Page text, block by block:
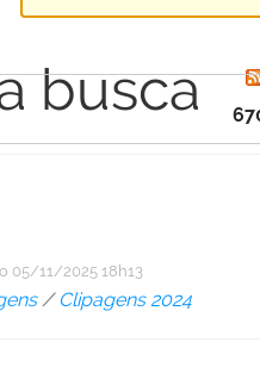
busca
05/11/2025 18h13
/ Clipagens 2024